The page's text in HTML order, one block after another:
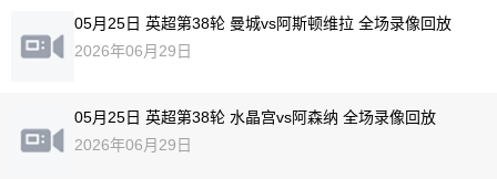
05月25日 英超第38轮 曼城vs阿斯顿维拉 全场录像回放
2026年06月29日
05月25日 英超第38轮 水晶宫vs阿森纳 全场录像回放
2026年06月29日